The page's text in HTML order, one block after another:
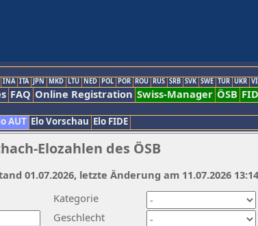
INA ITA JPN MKD LTU NED POL POR ROU RUS SRB SVK SWE TUR UKR
FAQ Online Registration Swiss-Manager ÖSB
AUT Elo Vorschau Elo FIDE
Elozahlen des ÖSB
Kategorie
Geschlecht
01.07.2026, letzte Änderung am 11.07.2026